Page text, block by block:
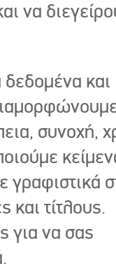
να
και
συνοχή,
και τίτλους.
για να σας